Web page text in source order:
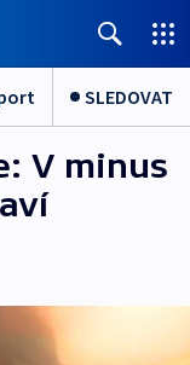
SLEDOVAT
V minus